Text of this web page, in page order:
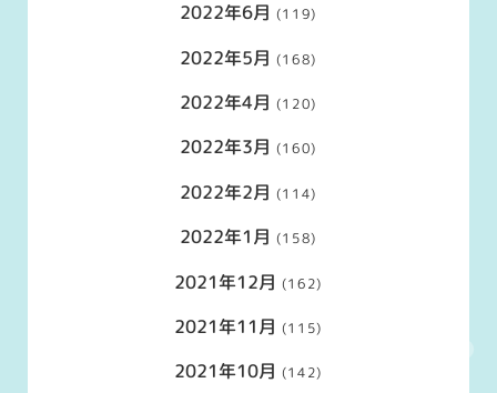
2022年6月 (119)
2022年5月 (168)
2022年4月 (120)
2022年3月 (160)
2022年2月 (114)
2022年1月 (158)
2021年12月 (162)
2021年11月 (115)
2021年10月 (142)